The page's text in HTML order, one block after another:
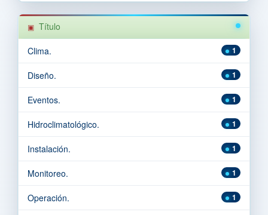
Título
1
Clima.
1
Diseño.
1
Eventos.
1
Hidroclimatológico.
1
Instalación.
1
Monitoreo.
1
Operación.